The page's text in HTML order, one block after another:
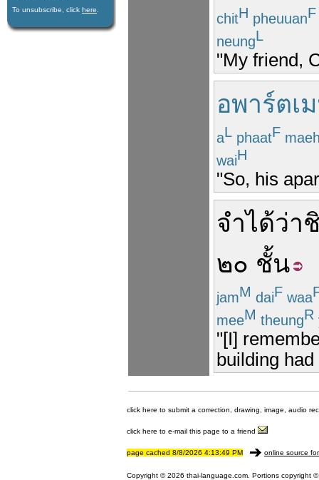
To unsubscribe, click here
chitH pheuuanF
neungL
"My friend,
อพาร์ตเ
aL phaatF
waiH
"So, his
จำได้ว่า
๒๐ ชั้น
jamM daiF waa
meeM theungR
"[I]
building
click here to submit a correction, drawing, image, audio
click here to e-mail this page to a friend
page cached 8/8/2026 4:13:49 PM online source
Copyright © 2026 thai-language.com. Portions copyright